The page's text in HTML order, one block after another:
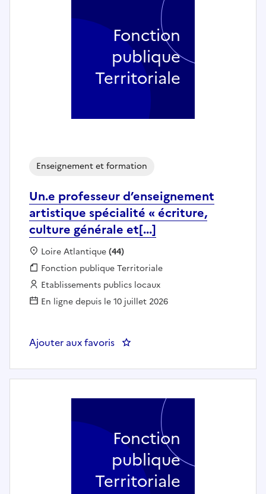
Un.e professeur d’enseignement
artistique spécialité « écriture,
culture générale et[...]
Enseignement et formation
Localisation :
Loire Atlantique(44)
Fonction publique :
Fonction publique Territoriale
Employeur :
Etablissements publics locaux
En ligne depuis le 10 juillet 2026
Ajouter aux favoris : Un.e professeur
Fonction
publique
Territoriale
Fonction
publique
Territoriale